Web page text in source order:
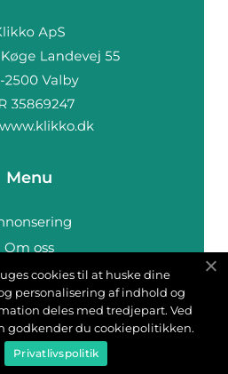
www.klikko.dk
Menu
Om oss
Cookies
oss
Sitemap
cookies til at huske dine
personalisering af indhold og
deles med tredjepart. Ved
godkender du cookiepolitikken.
Privatlivspolitik